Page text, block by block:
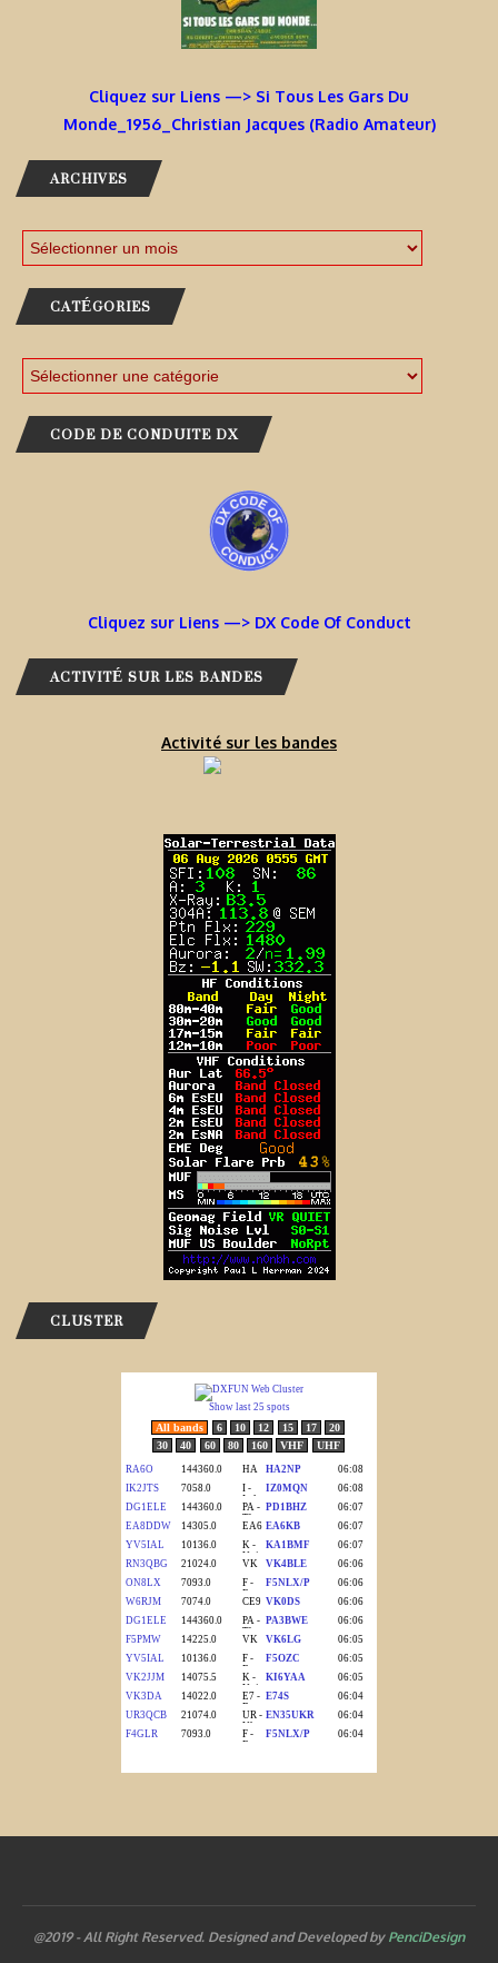
Cliquez sur Liens —> Si Tous Les Gars Du
Monde_1956_Christian Jacques (Radio Amateur)
ARCHIVES
CATÉGORIES
CODE DE CONDUITE DX
Cliquez sur Liens —> DX Code Of Conduct
ACTIVITÉ SUR LES BANDES
Activité sur les bandes
CLUSTER
@2019 - All Right Reserved. Designed and Developed by PenciDesign